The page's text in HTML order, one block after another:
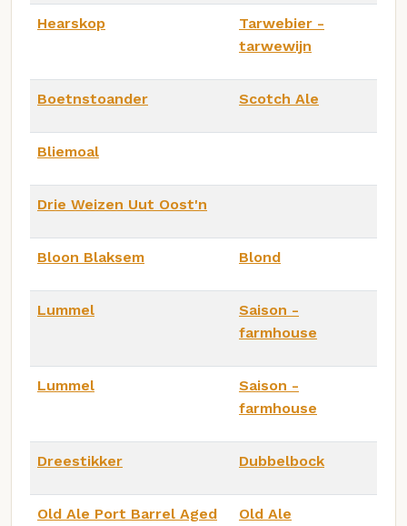
Hearskop
Tarwebier -
tarwewijn
Boetnstoander Scotch Ale
Bliemoal
Drie Weizen Uut Oost'n
Bloon Blaksem Blond
Lummel
Saison -
farmhouse
Lummel
Saison -
farmhouse
Dreestikker Dubbelbock
Old Ale Port Barrel Aged
Old Ale